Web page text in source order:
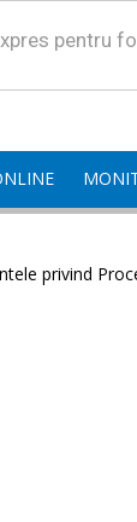
pentru
privind